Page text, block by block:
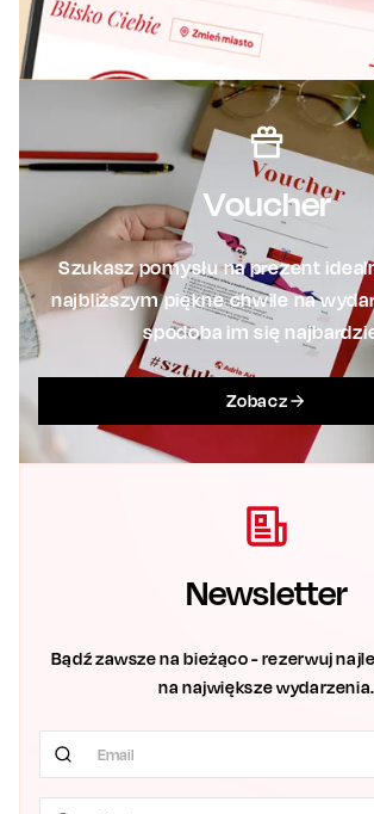
Voucher
Szukasz pomysłu na prezent
najbliższym piękne chwile na
spodoba im się
Zobacz
Newsletter
Bądź zawsze na bieżąco - rezerwuj
na największe wydarzenia.